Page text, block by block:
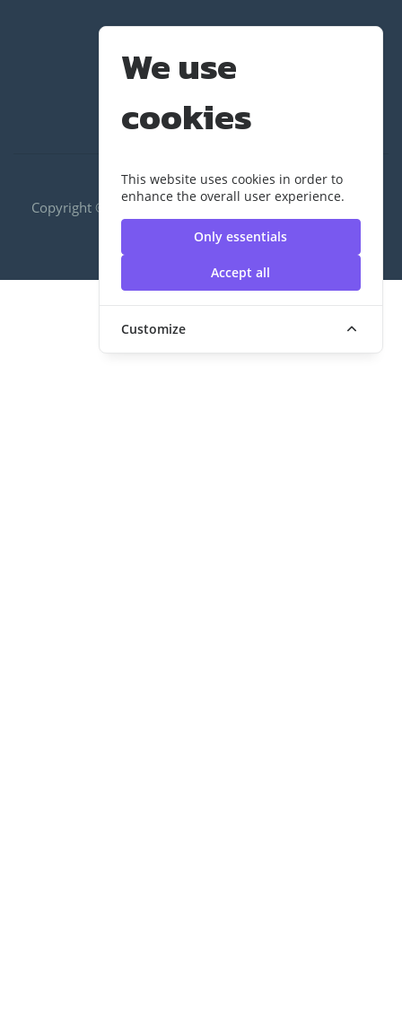
We use
cookies
This website uses cookies in order to
enhance the overall user experience.
Only essentials
Accept all
Customize
Copyright ©2020 RUS|กองพัฒนานักศึกษา | มหาวิทยาลัย
เทคโนโลยีราชมงคลสุวรรณภูมิ